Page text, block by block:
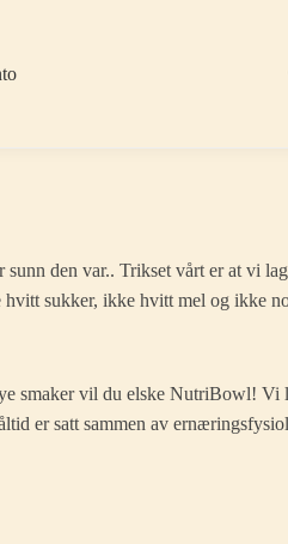
den var.. Trikset vårt er at vi
hvitt sukker, ikke hvitt mel og ikke
smaker vil du elske NutriBowl! Vi
er satt sammen av